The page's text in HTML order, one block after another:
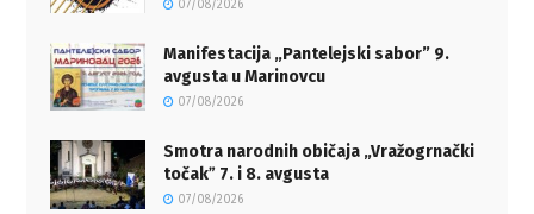
07/08/2026
Manifestacija „Pantelejski sabor” 9.
avgusta u Marinovcu
07/08/2026
Smotra narodnih običaja „Vražogrnački
točakˮ 7. i 8. avgusta
07/08/2026